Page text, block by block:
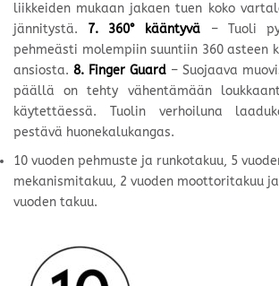
liikkeiden mukaan jakaen tuen koko
jännitystä. 7. 360° kääntyvä – Tuoli
pehmeästi molempiin suuntiin 360 asteen
ansiosta. 8. Finger Guard – Suojaava
päällä on tehty vähentämään
käytettäessä. Tuolin verhoiluna
pestävä huonekalukangas.
10 vuoden pehmuste ja runkotakuu, 5
mekanismitakuu, 2 vuoden moottoritakuu
vuoden takuu.